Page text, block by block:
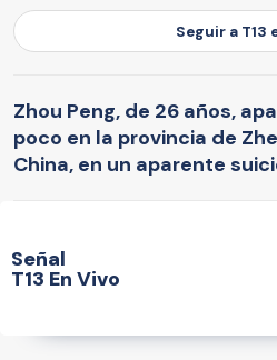
Seguir a T13
Zhou Peng, de 26 años,
poco en la provincia de
China, en un aparente
Señal
T13 En Vivo